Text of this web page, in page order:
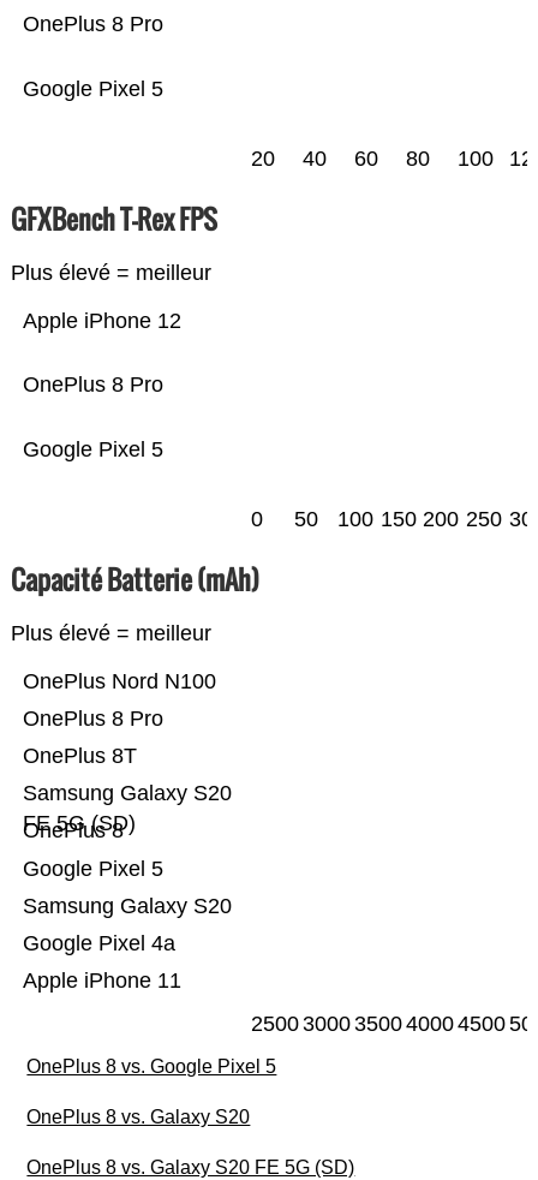
Google Pixel 5
OnePlus 8 Pro
20 40 60 80 100
GFXBench T-Rex FPS
Plus élevé = meilleur
Google Pixel 5
OnePlus 8 Pro
Apple iPhone 12
0 50 100 150 200 250
Capacité Batterie (mAh)
Plus élevé = meilleur
Apple iPhone 11
Google Pixel 4a
Samsung Galaxy S20
Google Pixel 5
OnePlus 8
Samsung Galaxy S20
FE 5G (SD)
OnePlus 8T
OnePlus 8 Pro
OnePlus Nord N100
25003000350040004500
OnePlus 8 vs. Google Pixel 5
OnePlus 8 vs. Galaxy S20
OnePlus 8 vs. Galaxy S20 FE 5G (SD)